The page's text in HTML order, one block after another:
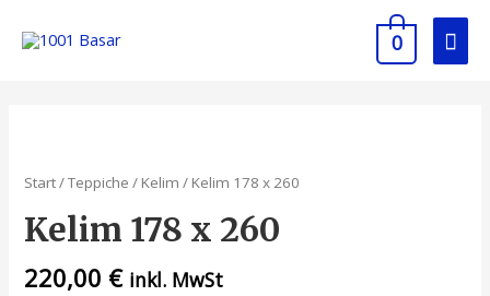
0
Start/Teppiche / Kelim / Kelim 178 x 260
Kelim 178 x 260
220,00 € inkl. MwSt